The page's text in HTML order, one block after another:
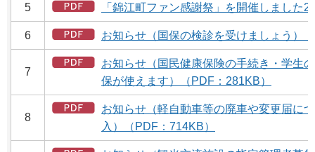
5 「錦江町ファン感謝祭」を開催しました
6 お知らせ（国保の検診を受けましょう）
7
お知らせ（国民健康保険の手続き・学生
保が使えます）（PDF：281KB）
8
お知らせ（軽自動車等の廃車や変更届に
入）（PDF：714KB）